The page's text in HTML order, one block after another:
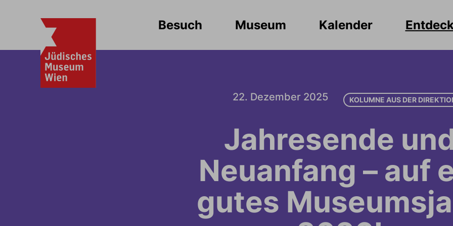
Besuch Museum Kalender
22. Dezember 2025 KOLUMNE AUS DER
Jahresende
Neuanfang – auf
gutes